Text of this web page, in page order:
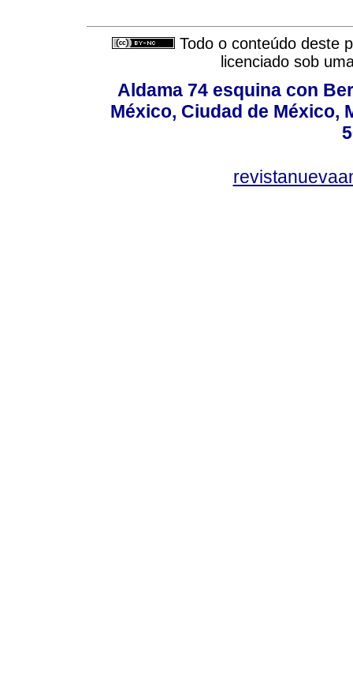
Todo o conteúdo deste
licenciado sob
Aldama 74 esquina con
México, Ciudad de México,